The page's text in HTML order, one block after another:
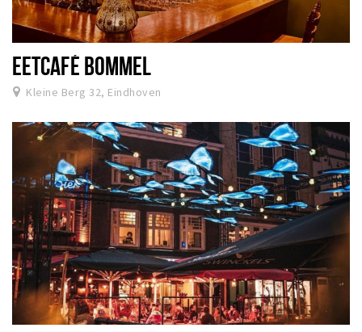
EETCAFÉ BOMMEL
Kleine Berg 32, Eindhoven